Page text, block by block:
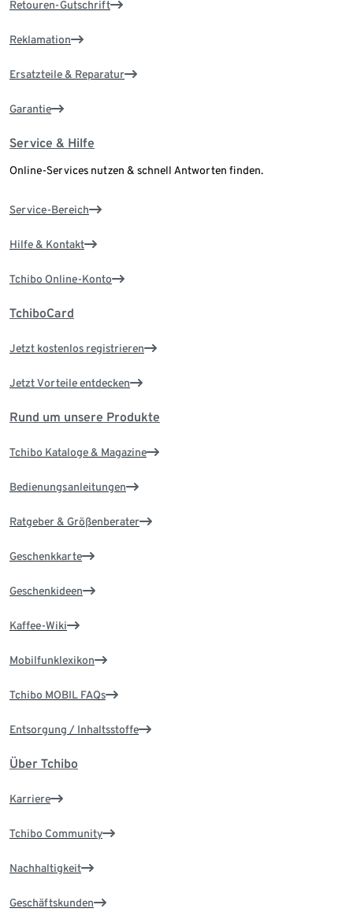
Retouren-Gutschrift
Reklamation
Ersatzteile & Reparatur
Garantie
Service & Hilfe
Online-Services nutzen & schnell Antworten finden.
Service-Bereich
Hilfe & Kontakt
Tchibo Online-Konto
TchiboCard
Jetzt kostenlos registrieren
Jetzt Vorteile entdecken
Rund um unsere Produkte
Tchibo Kataloge & Magazine
Bedienungsanleitungen
Ratgeber & Größenberater
Geschenkkarte
Geschenkideen
Kaffee-Wiki
Mobilfunklexikon
Tchibo MOBIL FAQs
Entsorgung / Inhaltsstoffe
Über Tchibo
Karriere
Tchibo Community
Nachhaltigkeit
Geschäftskunden